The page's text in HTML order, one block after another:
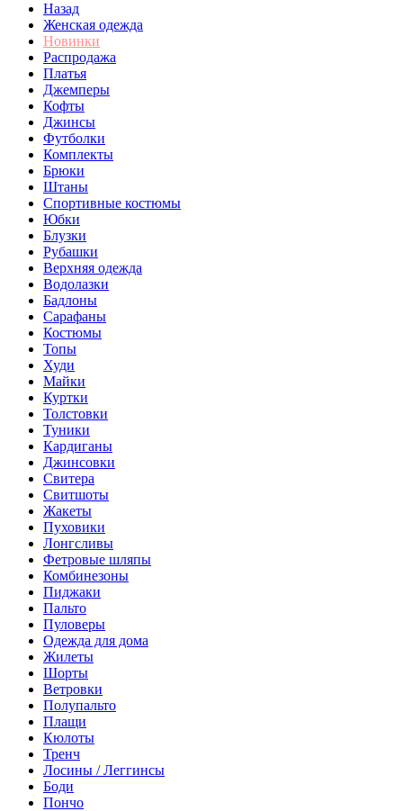
Назад
Женская одежда
Новинки
Распродажа
Платья
Джемперы
Кофты
Джинсы
Футболки
Комплекты
Брюки
Штаны
Спортивные костюмы
Юбки
Блузки
Рубашки
Верхняя одежда
Водолазки
Бадлоны
Сарафаны
Костюмы
Топы
Худи
Майки
Куртки
Толстовки
Туники
Кардиганы
Джинсовки
Свитера
Свитшоты
Жакеты
Пуховики
Лонгсливы
Фетровые шляпы
Комбинезоны
Пиджаки
Пальто
Пуловеры
Одежда для дома
Жилеты
Шорты
Ветровки
Полупальто
Плащи
Кюлоты
Тренч
Лосины / Леггинсы
Боди
Пончо